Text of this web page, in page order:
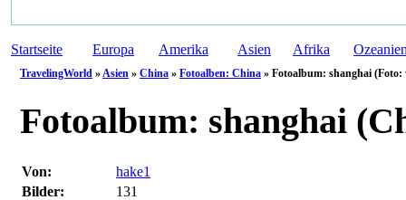
Startseite Europa Amerika Asien Afrika
TravelingWorld »Asien » China » Fotoalben: China » Fotoalbum: shanghai (Foto:
Fotoalbum: shanghai
Von:
hake1
Bilder:
131